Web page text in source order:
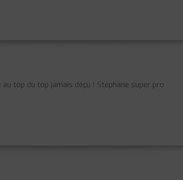
top du top jamais déçu ! Stéphane super pro